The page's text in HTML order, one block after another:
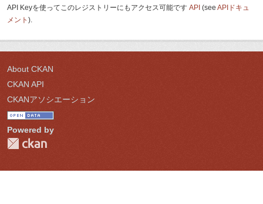
API Keyを使ってこのレジストリーにもアクセス可能です API (see APIドキュ
メント ).
About CKAN
CKAN API
CKANアソシエーション
Powered by